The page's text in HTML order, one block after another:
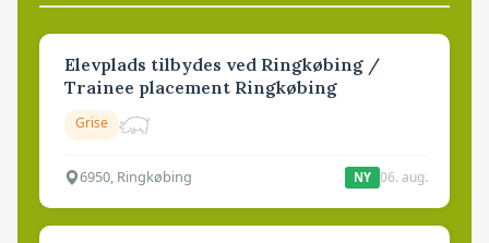
Elevplads tilbydes ved Ringkøbing /
Trainee placement Ringkøbing
Grise
6950, Ringkøbing NY 06. aug.